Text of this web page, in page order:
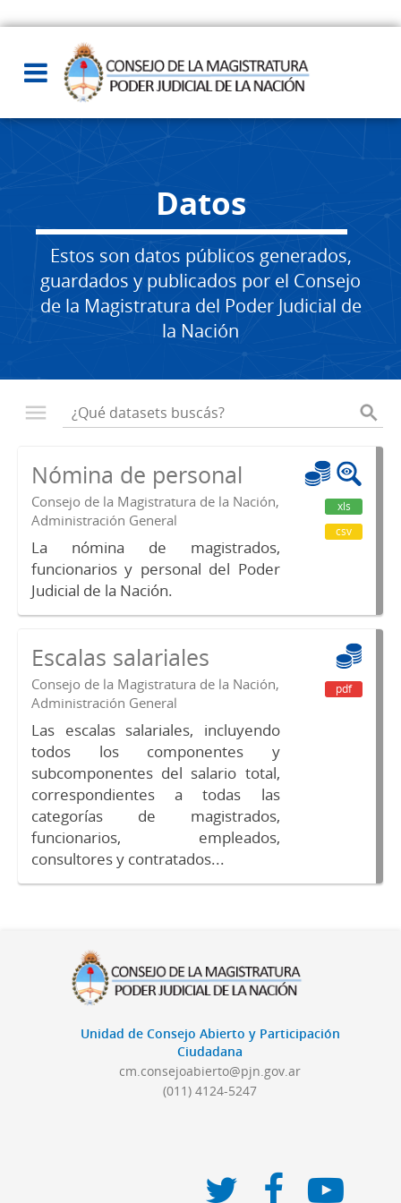
Datos
Estos son datos públicos generados,
guardados y publicados por el Consejo
de la Magistratura del Poder Judicial de
la Nación
Nómina de personal
Consejo de la Magistratura de la Nación,
Administración General
La nómina de magistrados,
funcionarios y personal del Poder
Judicial de la Nación.
xls
csv
Escalas salariales
Consejo de la Magistratura de la Nación,
Administración General
Las escalas salariales, incluyendo
todos los componentes y
subcomponentes del salario total,
correspondientes a todas las
categorías de magistrados,
funcionarios, empleados,
consultores y contratados...
pdf
Unidad de Consejo Abierto y Participación
Ciudadana
cm.consejoabierto@pjn.gov.ar
(011) 4124-5247